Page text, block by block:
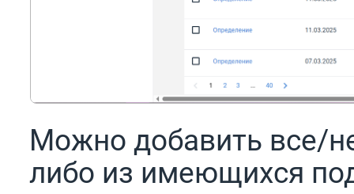
Можно добавить все/
либо из имеющихся